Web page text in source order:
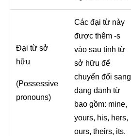
Đại từ sở
hữu
(Possessive
pronouns)
Các đại từ này
được thêm -s
vào sau tính từ
sở hữu để
chuyển đổi sang
dạng danh từ
bao gồm: mine,
yours, his, hers,
ours, theirs, its.